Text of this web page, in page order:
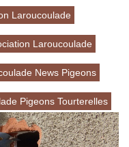
Laroucoulade
Laroucoulade
News Pigeons
Pigeons Tourterelles